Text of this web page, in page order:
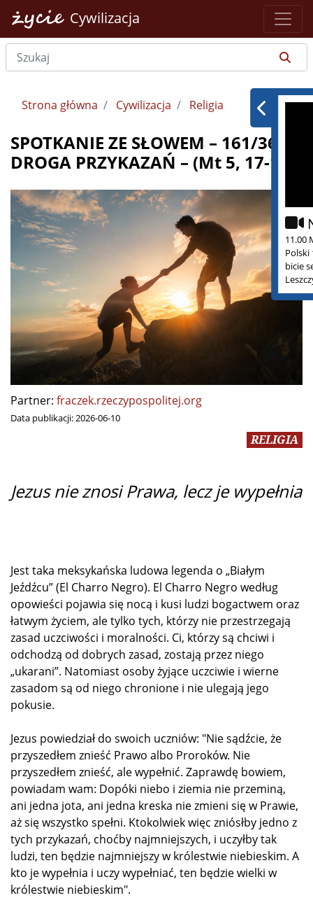
Cywilizacja
11.00
Polski
bicie
Strona główna Cywilizacja Religia
SPOTKANIE ZE SŁOWEM – 161/365 –
DROGA PRZYKAZAŃ – (Mt 5, 17-19)
Partner: fraczek.rzeczypospolitej.org
Data publikacji:2026-06-10
RELIGIA
Jezus nie znosi Prawa, lecz je wypełnia
Jest taka meksykańska ludowa legenda o „Białym
Jeźdźcu” (El Charro Negro). El Charro Negro według
opowieści pojawia się nocą i kusi ludzi bogactwem oraz
łatwym życiem, ale tylko tych, którzy nie przestrzegają
zasad uczciwości i moralności. Ci, którzy są chciwi i
odchodzą od dobrych zasad, zostają przez niego
„ukarani”. Natomiast osoby żyjące uczciwie i wierne
zasadom są od niego chronione i nie ulegają jego
pokusie.
Jezus powiedział do swoich uczniów: "Nie sądźcie, że
przyszedłem znieść Prawo albo Proroków. Nie
przyszedłem znieść, ale wypełnić. Zaprawdę bowiem,
powiadam wam: Dopóki niebo i ziemia nie przeminą,
ani jedna jota, ani jedna kreska nie zmieni się w Prawie,
aż się wszystko spełni. Ktokolwiek więc zniósłby jedno z
tych przykazań, choćby najmniejszych, i uczyłby tak
ludzi, ten będzie najmniejszy w królestwie niebieskim. A
kto je wypełnia i uczy wypełniać, ten będzie wielki w
królestwie niebieskim".